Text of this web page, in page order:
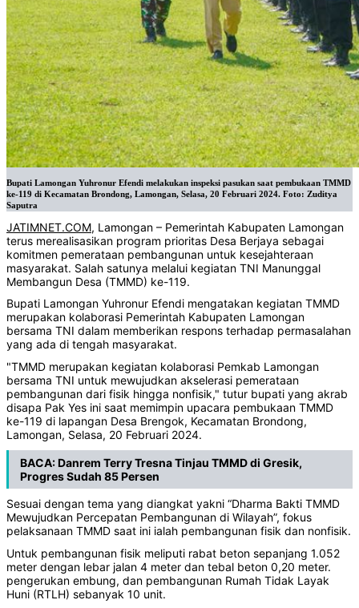
Bupati Lamongan Yuhronur Efendi melakukan inspeksi pasukan saat pembukaan TMMD
ke-119 di Kecamatan Brondong, Lamongan, Selasa, 20 Februari 2024. Foto: Zuditya
Saputra
JATIMNET.COM, Lamongan – Pemerintah Kabupaten Lamongan
terus merealisasikan program prioritas Desa Berjaya sebagai
komitmen pemerataan pembangunan untuk kesejahteraan
masyarakat. Salah satunya melalui kegiatan TNI Manunggal
Membangun Desa (TMMD) ke-119.
Bupati Lamongan Yuhronur Efendi mengatakan kegiatan TMMD
merupakan kolaborasi Pemerintah Kabupaten Lamongan
bersama TNI dalam memberikan respons terhadap permasalahan
yang ada di tengah masyarakat.
"TMMD merupakan kegiatan kolaborasi Pemkab Lamongan
bersama TNI untuk mewujudkan akselerasi pemerataan
pembangunan dari fisik hingga nonfisik," tutur bupati yang akrab
disapa Pak Yes ini saat memimpin upacara pembukaan TMMD
ke-119 di lapangan Desa Brengok, Kecamatan Brondong,
Lamongan, Selasa, 20 Februari 2024.
BACA:Danrem Terry Tresna Tinjau TMMD di Gresik,
Progres Sudah 85 Persen
Sesuai dengan tema yang diangkat yakni “Dharma Bakti TMMD
Mewujudkan Percepatan Pembangunan di Wilayah”, fokus
pelaksanaan TMMD saat ini ialah pembangunan fisik dan nonfisik.
Untuk pembangunan fisik meliputi rabat beton sepanjang 1.052
meter dengan lebar jalan 4 meter dan tebal beton 0,20 meter.
pengerukan embung, dan pembangunan Rumah Tidak Layak
Huni (RTLH) sebanyak 10 unit.